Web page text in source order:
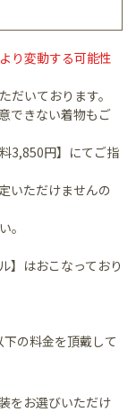
り変動する可能性
いております。
できない着物もご
3,850円】にてご指
いただけませんの
。
】はおこなっており
の料金を頂戴して
をお選びいただけ